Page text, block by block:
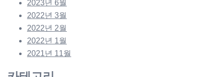
2023년 6월
2022년 3월
2022년 2월
2022년 1월
2021년 11월